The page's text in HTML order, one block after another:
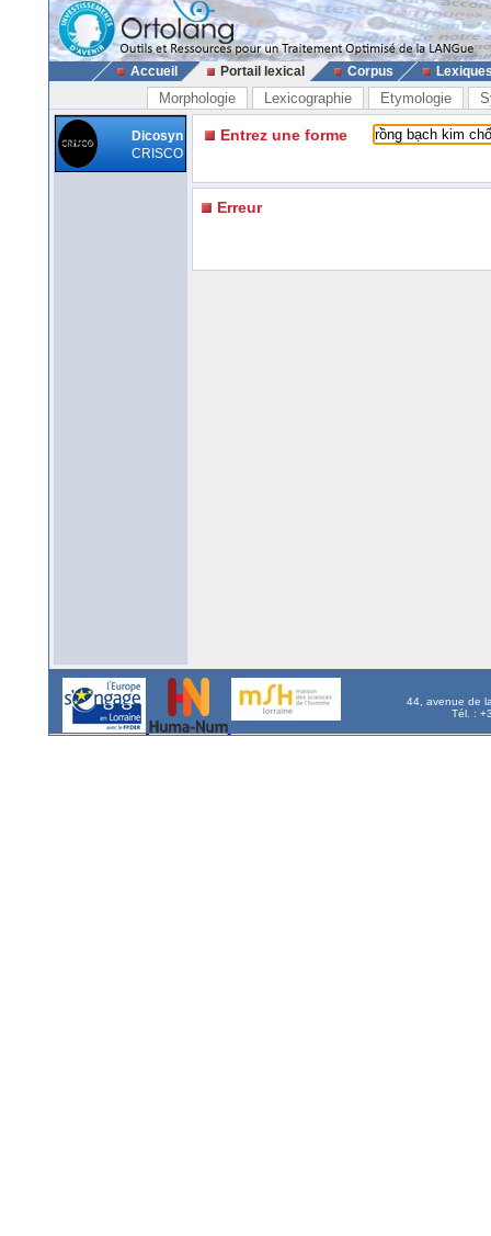
Accueil Portail lexical Corpus
Morphologie Lexicographie Etymologie
Dicosyn
CRISCO
Entrez une forme
Erreur
44, avenue de
Tél. :